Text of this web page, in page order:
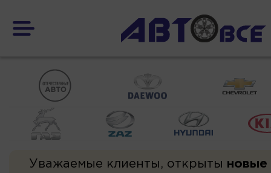
Уважаемые клиенты, открыты новые